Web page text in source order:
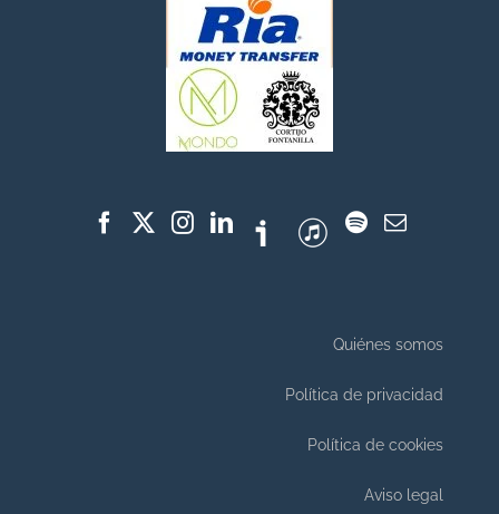
Quiénes somos
Política de privacidad
Política de cookies
Aviso legal